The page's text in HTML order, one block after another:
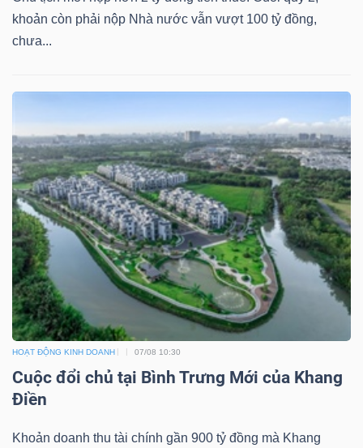
khoản còn phải nộp Nhà nước vẫn vượt 100 tỷ đồng,
chưa...
HOẠT ĐỘNG KINH DOANH 07/08 10:30
Cuộc đổi chủ tại Bình Trưng Mới của Khang
Điền
Khoản doanh thu tài chính gần 900 tỷ đồng mà Khang